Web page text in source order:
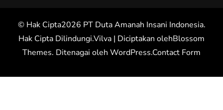
© Hak Cipta2026 PT Duta Amanah Insani Indonesia.
Hak Cipta Dilindungi.Vilva | Diciptakan olehBlossom
Themes. Ditenagai oleh WordPress.Contact Form